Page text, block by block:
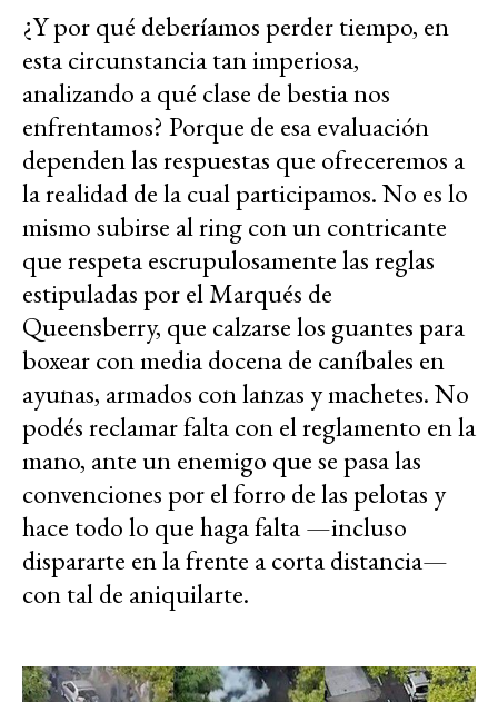
¿Y por qué deberíamos perder tiempo, en
esta circunstancia tan imperiosa,
analizando a qué clase de bestia nos
enfrentamos? Porque de esa evaluación
dependen las respuestas que ofreceremos a
la realidad de la cual participamos. No es lo
mismo subirse al ring con un contricante
que respeta escrupulosamente las reglas
estipuladas por el Marqués de
Queensberry, que calzarse los guantes para
boxear con media docena de caníbales en
ayunas, armados con lanzas y machetes. No
podés reclamar falta con el reglamento en la
mano, ante un enemigo que se pasa las
convenciones por el forro de las pelotas y
hace todo lo que haga falta —incluso
dispararte en la frente a corta distancia—
con tal de aniquilarte.